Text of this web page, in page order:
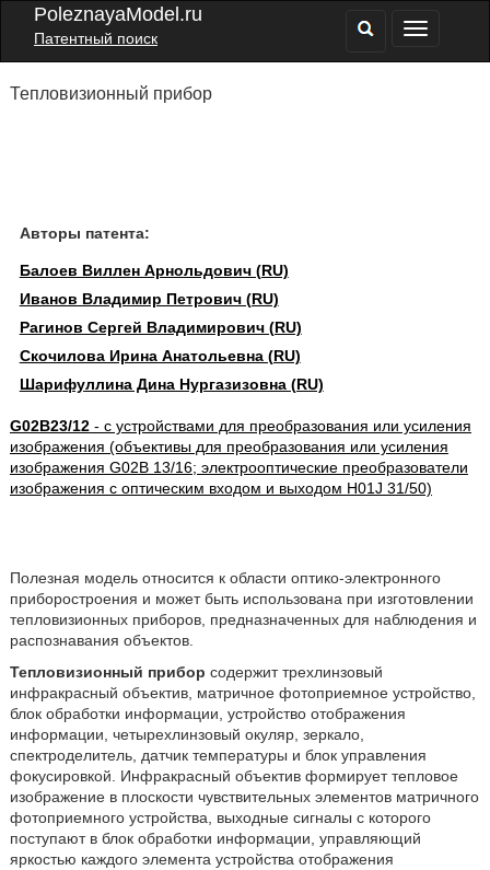
PoleznayaModel.ru
Патентный поиск
Тепловизионный прибор
Авторы патента:
Балоев Виллен Арнольдович (RU)
Иванов Владимир Петрович (RU)
Рагинов Сергей Владимирович (RU)
Скочилова Ирина Анатольевна (RU)
Шарифуллина Дина Нургазизовна (RU)
G02B23/12- с устройствами для преобразования или усиления
изображения (объективы для преобразования или усиления
изображения G02B 13/16; электрооптические преобразователи
изображения с оптическим входом и выходом H01J 31/50)
Полезная модель относится к области оптико-электронного
приборостроения и может быть использована при изготовлении
тепловизионных приборов, предназначенных для наблюдения и
распознавания объектов.
Тепловизионный прибор содержит трехлинзовый
инфракрасный объектив, матричное фотоприемное устройство,
блок обработки информации, устройство отображения
информации, четырехлинзовый окуляр, зеркало,
спектроделитель, датчик температуры и блок управления
фокусировкой. Инфракрасный объектив формирует тепловое
изображение в плоскости чувствительных элементов матричного
фотоприемного устройства, выходные сигналы с которого
поступают в блок обработки информации, управляющий
яркостью каждого элемента устройства отображения